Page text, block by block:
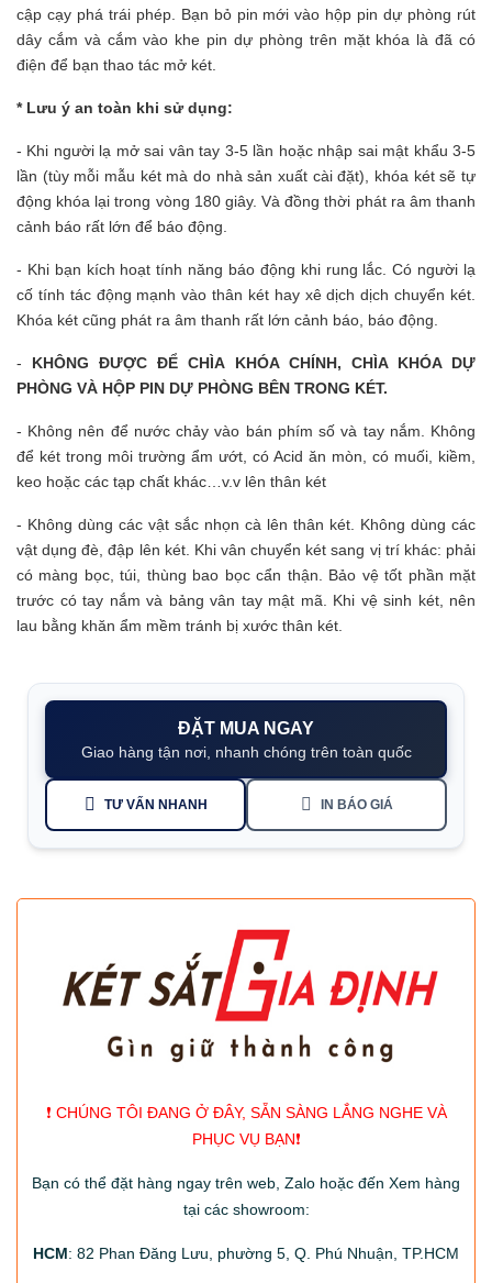
cập cạy phá trái phép. Bạn bỏ pin mới vào hộp pin dự phòng rút
dây cắm và cắm vào khe pin dự phòng trên mặt khóa là đã có
điện để bạn thao tác mở két.
* Lưu ý an toàn khi sử dụng:
- Khi người lạ mở sai vân tay 3-5 lần hoặc nhập sai mật khẩu 3-5
lần (tùy mỗi mẫu két mà do nhà sản xuất cài đặt), khóa két sẽ tự
động khóa lại trong vòng 180 giây. Và đồng thời phát ra âm thanh
cảnh báo rất lớn để báo động.
- Khi bạn kích hoạt tính năng báo động khi rung lắc. Có người lạ
cố tính tác động mạnh vào thân két hay xê dịch dịch chuyển két.
Khóa két cũng phát ra âm thanh rất lớn cảnh báo, báo động.
- KHÔNG ĐƯỢC ĐỂ CHÌA KHÓA CHÍNH, CHÌA KHÓA DỰ
PHÒNG VÀ HỘP PIN DỰ PHÒNG BÊN TRONG KÉT.
- Không nên để nước chảy vào bán phím số và tay nắm. Không
để két trong môi trường ẩm ướt, có Acid ăn mòn, có muối, kiềm,
keo hoặc các tạp chất khác…v.v lên thân két
- Không dùng các vật sắc nhọn cà lên thân két. Không dùng các
vật dụng đè, đập lên két. Khi vân chuyển két sang vị trí khác: phải
có màng bọc, túi, thùng bao bọc cẩn thận. Bảo vệ tốt phần mặt
trước có tay nắm và bảng vân tay mật mã. Khi vệ sinh két, nên
lau bằng khăn ẩm mềm tránh bị xước thân két.
ĐẶT MUA NGAY
Giao hàng tận nơi, nhanh chóng trên toàn quốc
TƯ VẤN NHANH IN BÁO GIÁ
❗️ CHÚNG TÔI ĐANG Ở ĐÂY, SẴN SÀNG LẮNG NGHE VÀ
PHỤC VỤ BẠN❗️
Bạn có thể đặt hàng ngay trên web, Zalo hoặc đến Xem hàng
tại các showroom:
HCM: 82 Phan Đăng Lưu, phường 5, Q. Phú Nhuận, TP.HCM